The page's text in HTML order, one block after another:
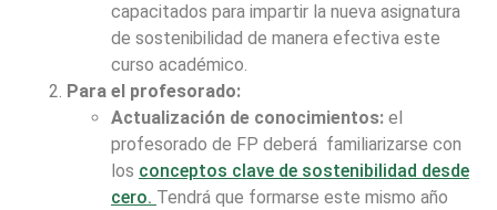
capacitados para impartir la nueva asignatura
de sostenibilidad de manera efectiva este
curso académico.
Para el profesorado:
Actualización de conocimientos: el
profesorado de FP deberá familiarizarse con
los conceptos clave de sostenibilidad desde
cero. Tendrá que formarse este mismo año